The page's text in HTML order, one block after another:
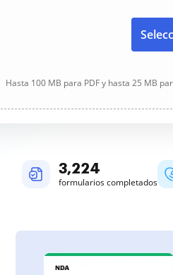
Hasta 100 MB para PDF y hasta 25 MB para
3,225
formularios completados